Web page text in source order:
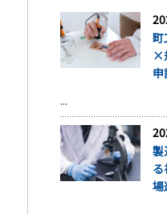
町
×
申
...
製
場